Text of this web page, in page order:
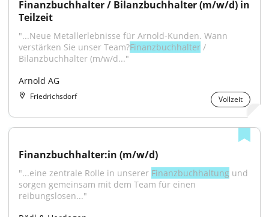
Finanzbuchhalter / Bilanzbuchhalter (m/w/d) in
Teilzeit
"...Neue Metallerlebnisse für Arnold-Kunden. Wann
verstärken Sie unser Team?Finanzbuchhalter /
Bilanzbuchhalter (m/w/d..."
Arnold AG
Friedrichsdorf Vollzeit
Finanzbuchhalter:in (m/w/d)
"...eine zentrale Rolle in unserer Finanzbuchhaltung und
sorgen gemeinsam mit dem Team für einen
reibungslosen..."